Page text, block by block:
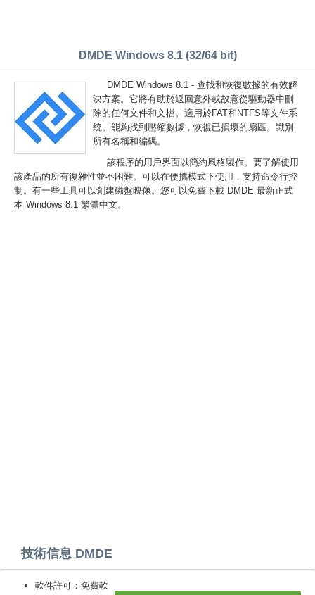
DMDE Windows 8.1 (32/64 bit)
DMDE Windows 8.1 - 查找和恢復數據的有效解
決方案。它將有助於返回意外或故意從驅動器中刪
除的任何文件和文檔。適用於FAT和NTFS等文件系
統。能夠找到壓縮數據，恢復已損壞的扇區。識別
所有名稱和編碼。
該程序的用戶界面以簡約風格製作。要了解使用
該產品的所有復雜性並不困難。可以在便攜模式下使用，支持命令行控
制。有一些工具可以創建磁盤映像。您可以免費下載 DMDE 最新正式
本 Windows 8.1 繁體中文。
技術信息 DMDE
軟件許可：免費軟